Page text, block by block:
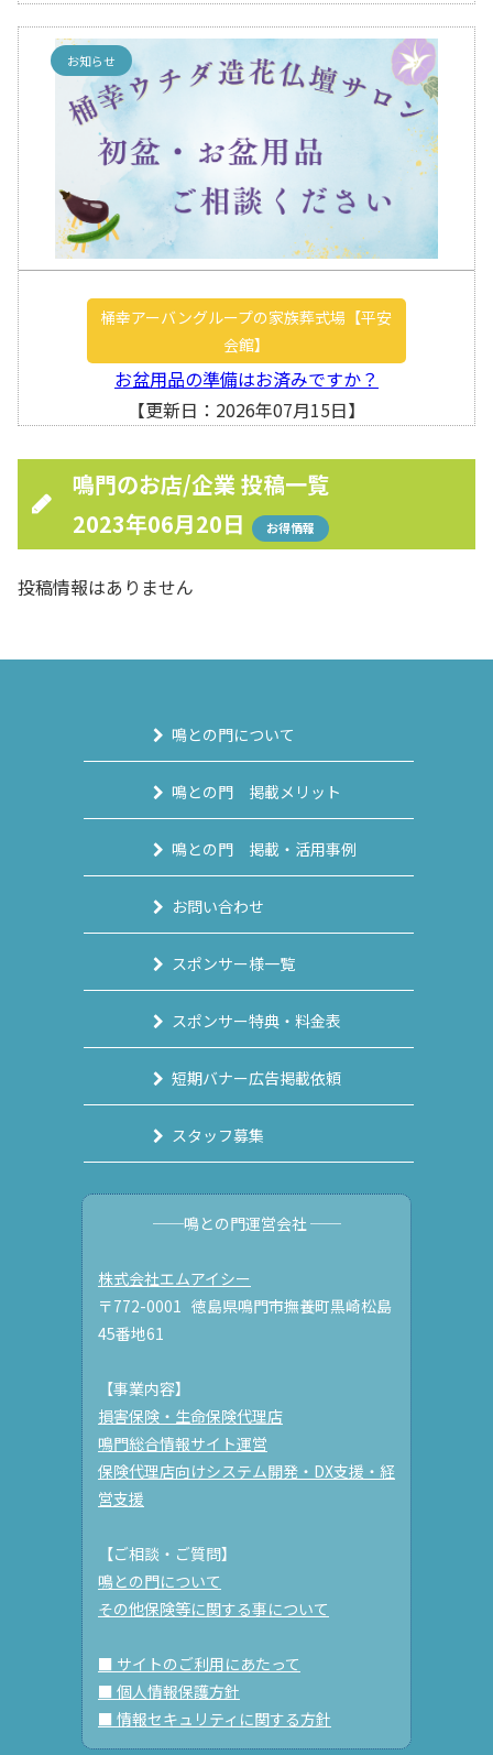
お知らせ
桶幸アーバングループの家族葬式場【平安
会館】
お盆用品の準備はお済みですか？
【更新日：2026年07月15日】
鳴門のお店/企業 投稿一覧
2023年06月20日
お得情報
投稿情報はありません
鳴との門について
鳴との門 掲載メリット
鳴との門 掲載・活用事例
お問い合わせ
スポンサー様一覧
スポンサー特典・料金表
短期バナー広告掲載依頼
スタッフ募集
──鳴との門運営会社 ──
株式会社エムアイシー
〒772-0001 徳島県鳴門市撫養町黒崎松島
45番地61
【事業内容】
損害保険・生命保険代理店
鳴門総合情報サイト運営
保険代理店向けシステム開発・DX支援・経
営支援
【ご相談・ご質問】
鳴との門について
その他保険等に関する事について
■ サイトのご利用にあたって
■ 個人情報保護方針
■ 情報セキュリティに関する方針